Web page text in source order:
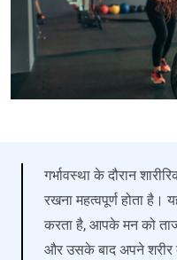
गर्भावस्था के दौरान
रखना महत्वपूर्ण होता
करता है, आपके मन को
और उसके बाद अपने शरीर